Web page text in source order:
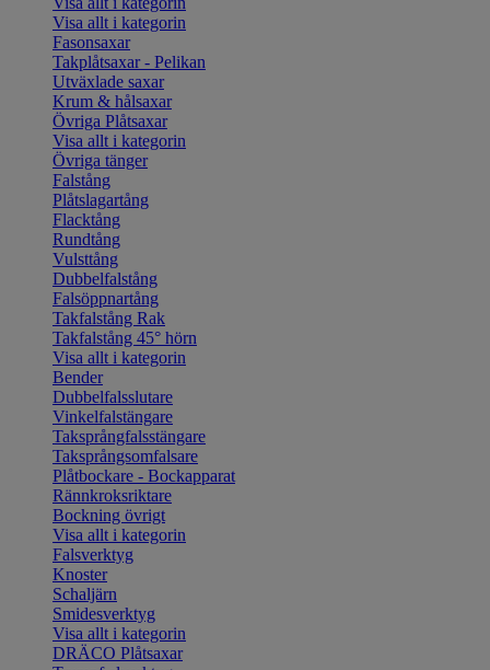
Visa allt i kategorin
Fasonsaxar
Takplåtsaxar - Pelikan
Utväxlade saxar
Krum & hålsaxar
Övriga Plåtsaxar
Visa allt i kategorin
Övriga tänger
Falstång
Plåtslagartång
Flacktång
Rundtång
Vulsttång
Dubbelfalstång
Falsöppnartång
Takfalstång Rak
Takfalstång 45° hörn
Visa allt i kategorin
Bender
Dubbelfalsslutare
Vinkelfalstängare
Taksprångfalsstängare
Taksprångsomfalsare
Plåtbockare - Bockapparat
Rännkroksriktare
Bockning övrigt
Visa allt i kategorin
Falsverktyg
Knoster
Schaljärn
Smidesverktyg
Visa allt i kategorin
DRÄCO Plåtsaxar